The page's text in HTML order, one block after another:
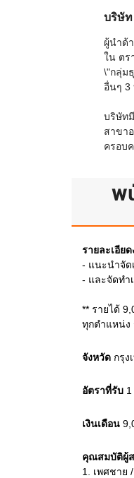
บริษัท
ผู้นำด้
ใน ตร
\"กลุ่ม
อื่นๆ 3
บริษัท
สาขา
ครอบ
พ
รายละเอีย
- แนะนำจัด
- และจัดทำ
** รายได้
ทุกตำแหน่ง
จังหวัด กรุง
อัตราที่รับ 1
เงินเดือน
คุณสมบัติผู้
1.
เพศชาย